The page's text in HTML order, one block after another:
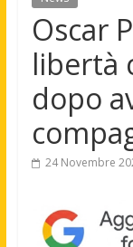
Oscar
libertà
dopo
24 Novembre